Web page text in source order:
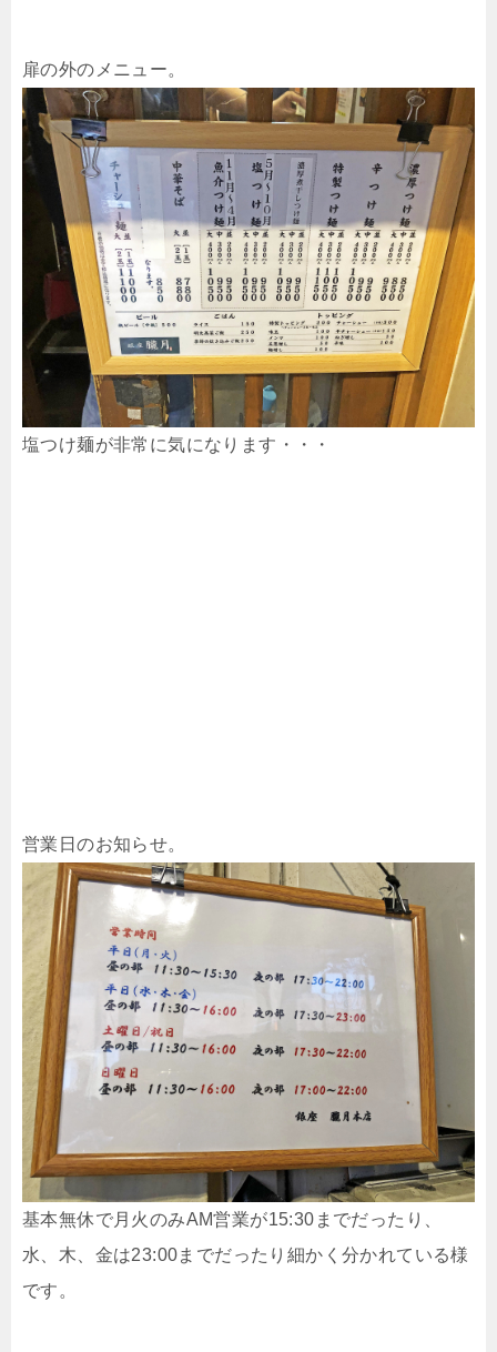
扉の外のメニュー。
塩つけ麺が非常に気になります・・・
営業日のお知らせ。
基本無休で月火のみAM営業が15:30までだったり、
水、木、金は23:00までだったり細かく分かれている様
です。